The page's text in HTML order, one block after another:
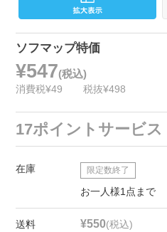
ソフマップ特価
¥547(税込)
消費税¥49 税抜¥498
17ポイントサービス
在庫 限定数終了
お一人様1点まで
送料 ¥550(税込)